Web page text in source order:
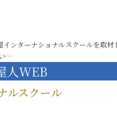
ンターナショナルスクールを取材
…
人WEB
ルスクール